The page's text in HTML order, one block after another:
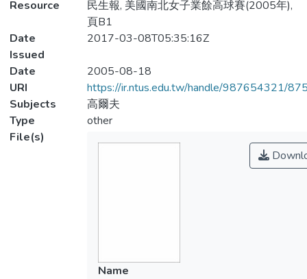
Resource
民生報, 美國南北女子業餘高球賽(2005年),
頁B1
Date
Issued
2017-03-08T05:35:16Z
Date
2005-08-18
URI
https://ir.ntus.edu.tw/handle/987654321/
Subjects
高爾夫
Type
other
File(s)
Name